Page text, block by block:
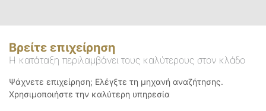
Βρείτε επιχείρηση
Η κατάταξη περιλαμβάνει τους καλύτερους στον κλάδο
Ψάχνετε επιχείρηση; Ελέγξτε τη μηχανή αναζήτησης.
Χρησιμοποιήστε την καλύτερη υπηρεσία